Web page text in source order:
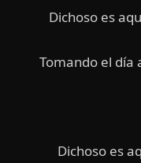
Dichoso es
Tomando el día
Dichoso es